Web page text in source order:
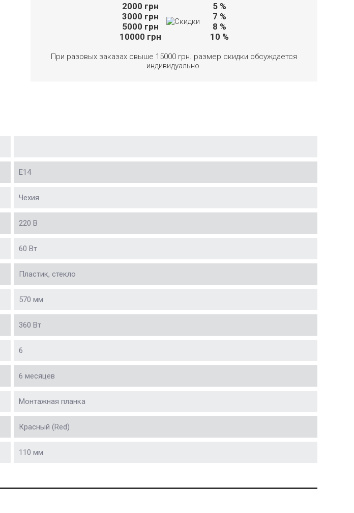
2000 грн
3000 грн
5000 грн
10000 грн
5 %
7 %
8 %
10 %
При разовых заказах свыше 15000 грн. размер скидки обсуждается
индивидуально.
Е14
Чехия
220 В
60 Вт
Пластик, стекло
570 мм
360 Вт
6
6 месяцев
Монтажная планка
Красный (Red)
110 мм